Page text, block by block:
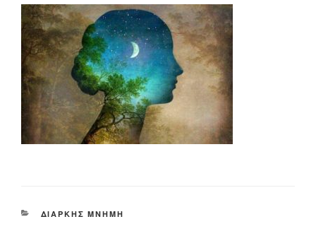
CATÉGORIES
ΔΙΑΡΚΗΣ ΜΝΗΜΗ